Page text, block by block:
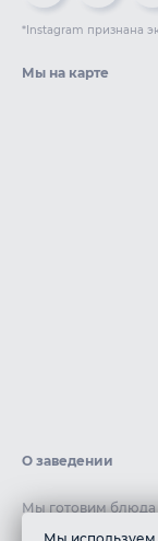
*Instagram признана
Мы на карте
О заведении
Мы готовим блюда
чтобы